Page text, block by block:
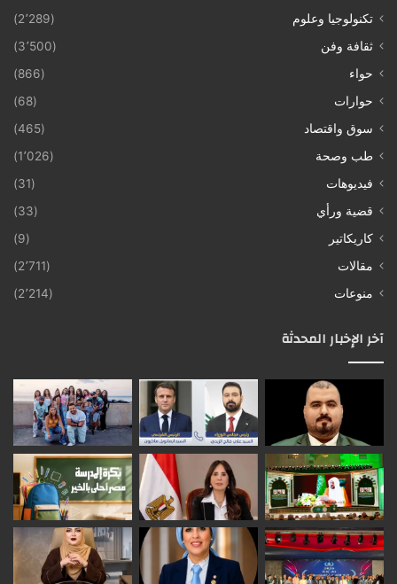
تكنولوجيا وعلوم
(2٬289)
ثقافة وفن
(3٬500)
حواء
(866)
حوارات
(68)
سوق واقتصاد
(465)
طب وصحة
(1٬026)
فيديوهات
(31)
قضية ورأي
(33)
كاريكاتير
(9)
مقالات
(2٬711)
منوعات
(2٬214)
آخر الإخبار المحدثة